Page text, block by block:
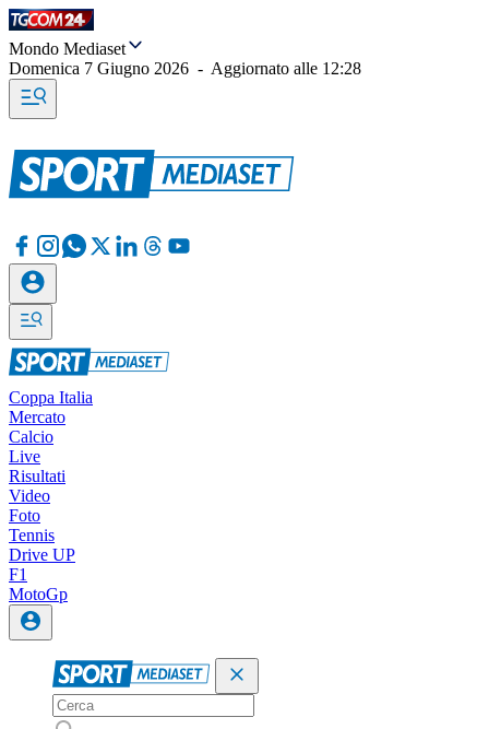
Mondo Mediaset
Domenica 7 Giugno 2026 - Aggiornato alle 12:28
Coppa Italia
Mercato
Calcio
Live
Risultati
Video
Foto
Tennis
Drive UP
F1
MotoGp